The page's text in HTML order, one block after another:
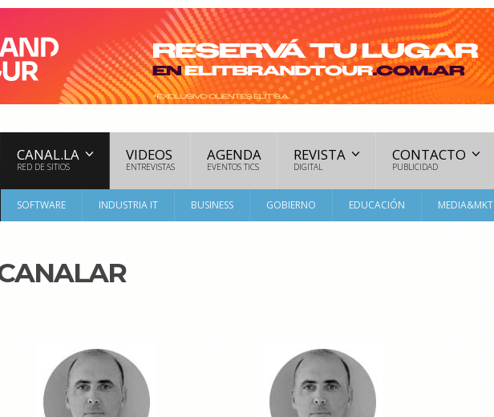
CANAL.LA
RED DE SITIOS
VIDEOS
ENTREVISTAS
AGENDA
EVENTOS TICS
REVISTA
DIGITAL
CONTACTO
PUBLICIDAD
SOFTWARE INDUSTRIA IT BUSINESS GOBIERNO EDUCACIÓN MEDIA&MKT